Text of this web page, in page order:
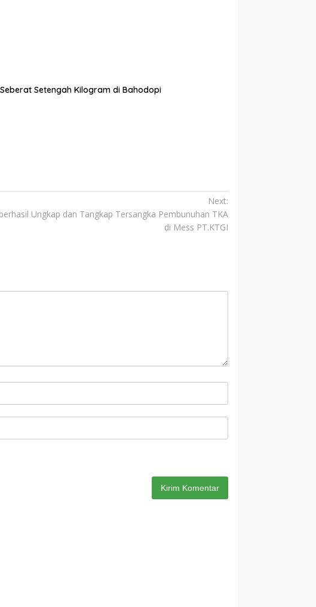
Setengah Kilogram di Bahodopi
Next:
Ungkap dan Tangkap Tersangka Pembunuhan TKA
di Mess PT.KTGI